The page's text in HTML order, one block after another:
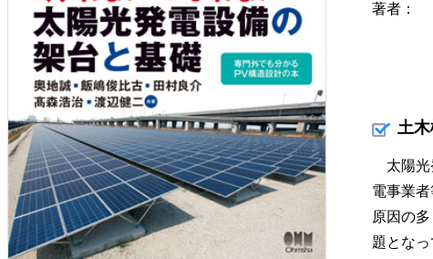
著者
土
太陽光
電事業
原因の
題とな